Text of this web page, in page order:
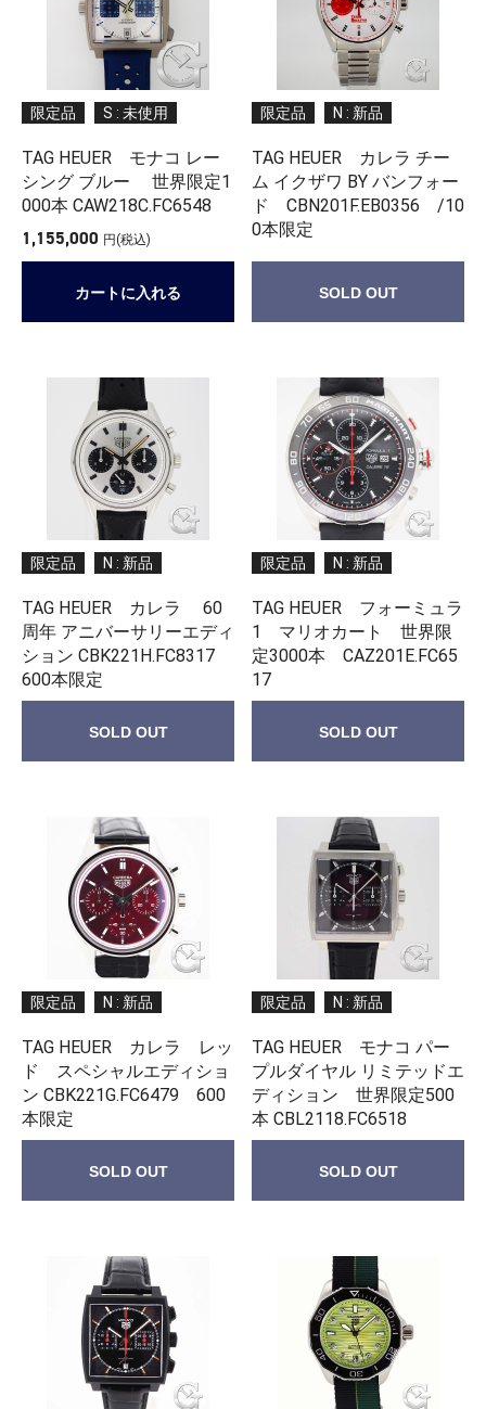
限定品 S : 未使用
TAG HEUER モナコ レー
シング ブルー 世界限定1
000本 CAW218C.FC6548
1,155,000 円(税込)
カートに入れる
限定品 N : 新品
TAG HEUER カレラ チー
ム イクザワ BY バンフォー
ド CBN201F.EB0356 /10
0本限定
SOLD OUT
限定品 N : 新品
TAG HEUER カレラ 60
周年 アニバーサリーエディ
ション CBK221H.FC8317
600本限定
SOLD OUT
限定品 N : 新品
TAG HEUER フォーミュラ
1 マリオカート 世界限
定3000本 CAZ201E.FC65
17
SOLD OUT
限定品 N : 新品
TAG HEUER カレラ レッ
ド スペシャルエディショ
ン CBK221G.FC6479 600
本限定
SOLD OUT
限定品 N : 新品
TAG HEUER モナコ パー
プルダイヤル リミテッドエ
ディション 世界限定500
本 CBL2118.FC6518
SOLD OUT